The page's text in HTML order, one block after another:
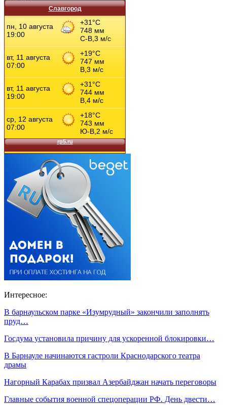
Славгород
Интересное:
В барнаульском парке «Изумрудный» закончили заполнять
пруд…
Госдума установила причину для ускоренной блокировки…
В Барнауле начинаются гастроли Краснодарского театра
драмы
Нагорный Карабах призвал Азербайджан начать переговоры
Главные события военной спецоперации РФ. День двести…